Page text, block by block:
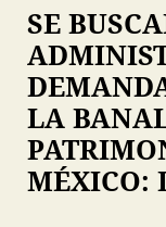
SE
LA
MÉXICO: